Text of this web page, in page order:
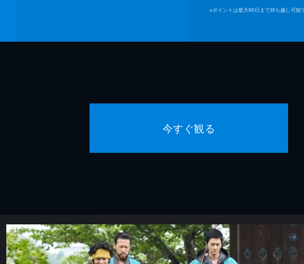
※ポイントは最大90日まで持ち越し可能
今すぐ観る